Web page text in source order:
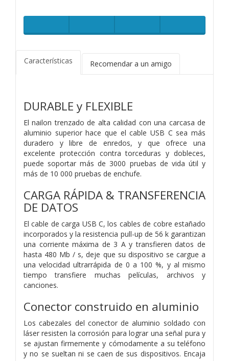
Características Recomendar a un amigo
DURABLE y FLEXIBLE
El nailon trenzado de alta calidad con una carcasa de
aluminio superior hace que el cable USB C sea más
duradero y libre de enredos, y que ofrece una
excelente protección contra torceduras y dobleces,
puede soportar más de 3000 pruebas de vida útil y
más de 10 000 pruebas de enchufe.
CARGA RÁPIDA & TRANSFERENCIA
DE DATOS
El cable de carga USB C, los cables de cobre estañado
incorporados y la resistencia pull-up de 56 k garantizan
una corriente máxima de 3 A y transfieren datos de
hasta 480 Mb / s, deje que su dispositivo se cargue a
una velocidad ultrarrápida de 0 a 100 %, y al mismo
tiempo transfiere muchas películas, archivos y
canciones.
Conector construido en aluminio
Los cabezales del conector de aluminio soldado con
láser resisten la corrosión para lograr una señal pura y
se ajustan firmemente y cómodamente a su teléfono
y no se sueltan ni se caen de sus dispositivos. Encaja